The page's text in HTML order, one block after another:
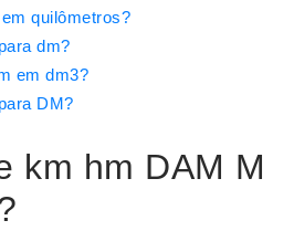
quilômetros?
dm?
em dm3?
DM?
km hm DAM M